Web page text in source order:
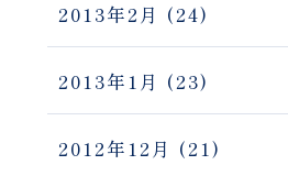
2013年2月 (24)
2013年1月 (23)
2012年12月 (21)